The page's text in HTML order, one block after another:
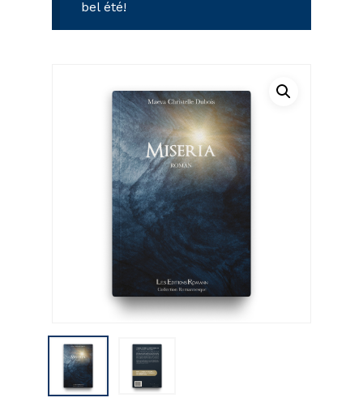
bel été!
Nom
Enregistrer mon nom, mon e-mail
et mon site dans le navigateur pour
mon prochain commentaire.